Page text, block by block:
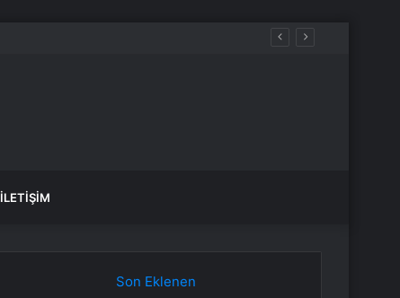
İLETIŞIM
Son Eklenen